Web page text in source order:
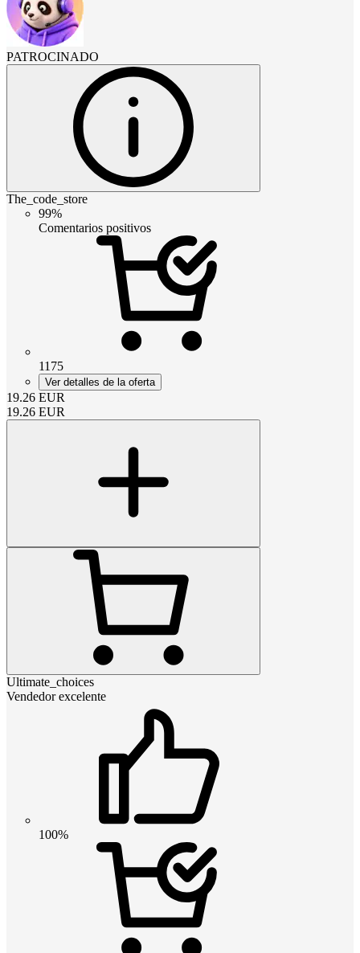
PATROCINADO
The_code_store
99%
Comentarios positivos
1175
Ver detalles de la oferta
19.26 EUR
19.26 EUR
Ultimate_choices
Vendedor excelente
100%